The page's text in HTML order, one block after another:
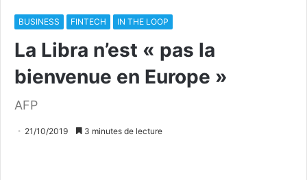
BUSINESS FINTECH IN THE LOOP
La Libra n’est « pas la
bienvenue en Europe »
AFP
21/10/2019 3 minutes de lecture